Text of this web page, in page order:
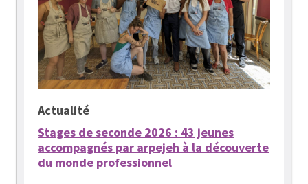
Actualité
Stages de seconde 2026 : 43 jeunes
accompagnés par arpejeh à la découverte
du monde professionnel